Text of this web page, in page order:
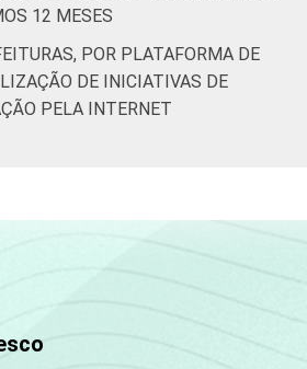
12 MESES
POR PLATAFORMA DE
DE INICIATIVAS DE
PELA INTERNET